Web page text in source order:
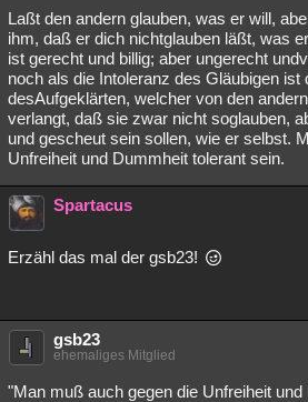
Laßt den andern glauben, was er will,
ihm, daß er dich nichtglauben läßt, was
ist gerecht und billig; aber ungerecht
noch als die Intoleranz des Gläubigen ist
desAufgeklärten, welcher von den
verlangt, daß sie zwar nicht soglauben,
und gescheut sein sollen, wie er selbst.
Unfreiheit und Dummheit tolerant sein.
Spartacus
Erzähl das mal der gsb23!
gsb23
ehemaliges Mitglied
"Man muß auch gegen die Unfreiheit